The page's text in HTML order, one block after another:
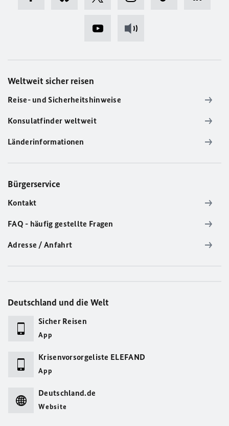
Weltweit sicher reisen
Reise- und Sicherheitshinweise
Konsulatfinder weltweit
Länderinformationen
Bürgerservice
Kontakt
FAQ - häufig gestellte Fragen
Adresse / Anfahrt
Deutschland und die Welt
Sicher Reisen
App
Krisenvorsorgeliste ELEFAND
App
Deutschland.de
Website